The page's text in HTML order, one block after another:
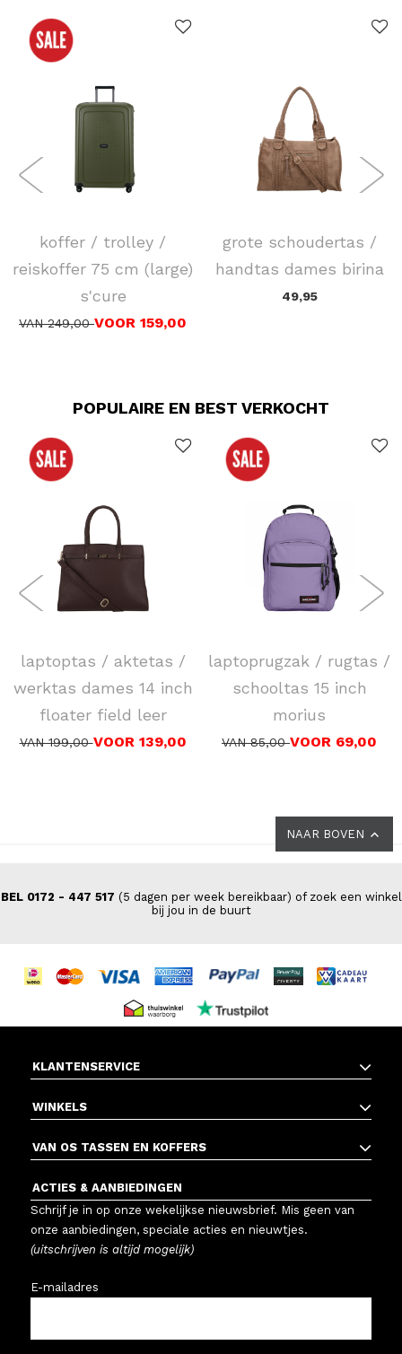
koffer / trolley /
reiskoffer 75 cm (large)
s'cure
VAN 249,00VOOR 159,00
grote schoudertas /
handtas dames birina
49,95
POPULAIRE EN BEST VERKOCHT
laptoptas / aktetas /
werktas dames 14 inch
floater field leer
VAN 199,00VOOR 139,00
laptoprugzak / rugtas /
schooltas 15 inch
morius
VAN 85,00VOOR 69,00
NAAR BOVEN
BEL 0172 - 447 517 (5 dagen per week bereikbaar) of zoek een winkel
bij jou in de buurt
KLANTENSERVICE
WINKELS
VAN OS TASSEN EN KOFFERS
ACTIES & AANBIEDINGEN
Schrijf je in op onze wekelijkse nieuwsbrief. Mis geen van
onze aanbiedingen, speciale acties en nieuwtjes.
(uitschrijven is altijd mogelijk)
E-mailadres